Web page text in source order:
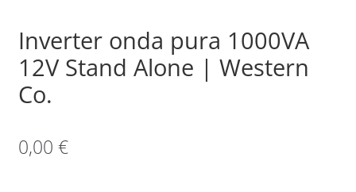
Inverter onda pura 1000VA
12V Stand Alone | Western
Co.
0,00 €